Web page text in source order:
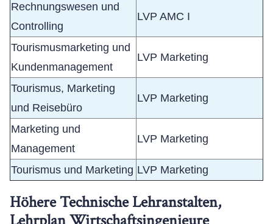
Rechnungswesen und
Controlling
LVP AMC I
Tourismusmarketing und
Kundenmanagement
LVP Marketing
Tourismus, Marketing
und Reisebüro
LVP Marketing
Marketing und
Management
LVP Marketing
Tourismus und Marketing LVP Marketing
Höhere Technische Lehranstalten,